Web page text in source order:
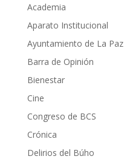
Academia
Aparato Institucional
Ayuntamiento de La Paz
Barra de Opinión
Bienestar
Cine
Congreso de BCS
Crónica
Delirios del Búho